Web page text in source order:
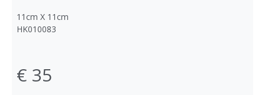
11cm X 11cm
HK010083
€ 35